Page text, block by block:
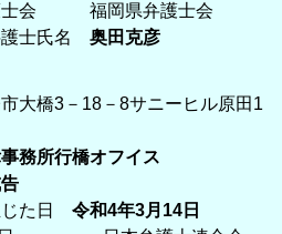
護士会 福岡県弁護士会
士氏名 奥田克彦
大橋3－18－8サニーヒル原田1
事務所行橋オフイス
告
じた日 令和4年3月14日